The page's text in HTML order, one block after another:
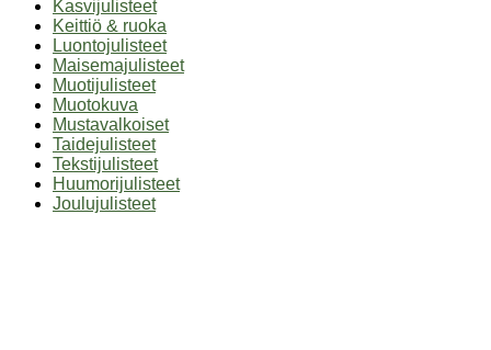
Kasvijulisteet
Keittiö & ruoka
Luontojulisteet
Maisemajulisteet
Muotijulisteet
Muotokuva
Mustavalkoiset
Taidejulisteet
Tekstijulisteet
Huumorijulisteet
Joulujulisteet